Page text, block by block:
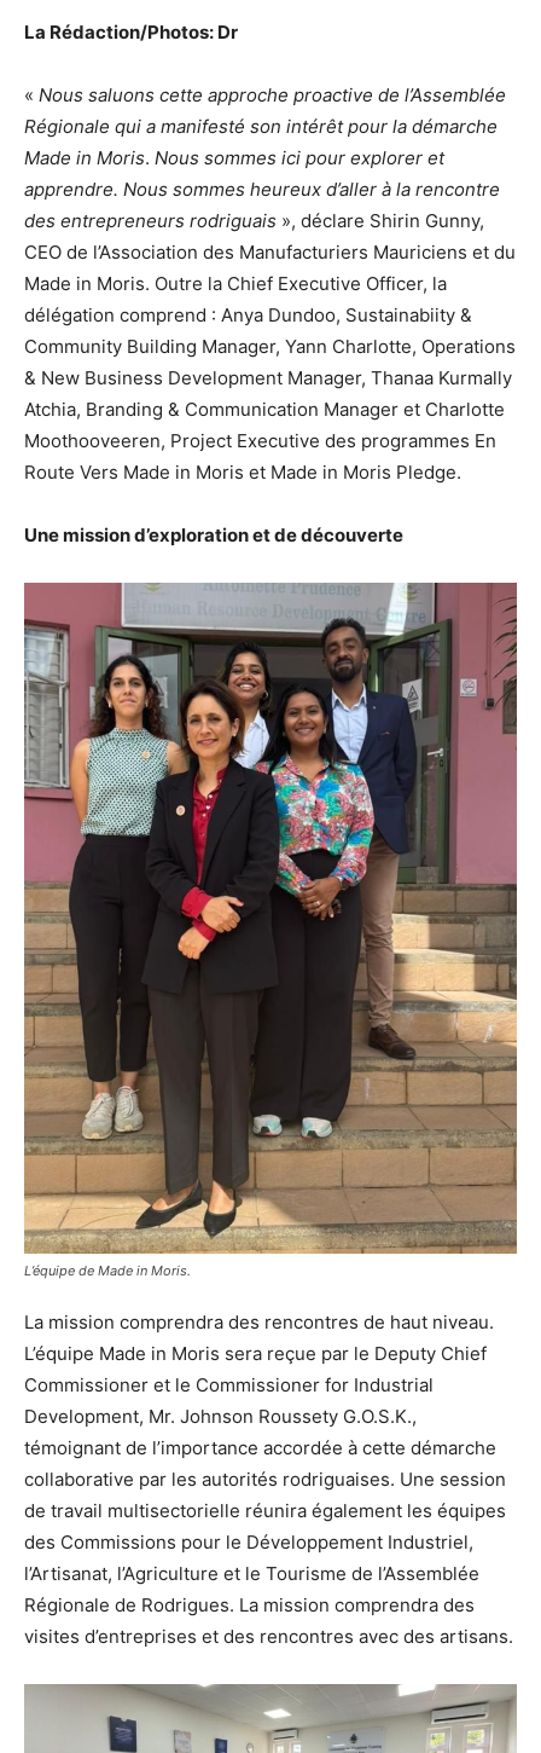
La Rédaction/Photos: Dr
« Nous saluons cette approche proactive de l’Assemblée
Régionale qui a manifesté son intérêt pour la démarche
Made in Moris. Nous sommes ici pour explorer et
apprendre. Nous sommes heureux d’aller à la rencontre
des entrepreneurs rodriguais », déclare Shirin Gunny,
CEO de l’Association des Manufacturiers Mauriciens et du
Made in Moris. Outre la Chief Executive Officer, la
délégation comprend : Anya Dundoo, Sustainabiity &
Community Building Manager, Yann Charlotte, Operations
& New Business Development Manager, Thanaa Kurmally
Atchia, Branding & Communication Manager et Charlotte
Moothooveeren, Project Executive des programmes En
Route Vers Made in Moris et Made in Moris Pledge.
Une mission d’exploration et de découverte
L’équipe de Made in Moris.
La mission comprendra des rencontres de haut niveau.
L’équipe Made in Moris sera reçue par le Deputy Chief
Commissioner et le Commissioner for Industrial
Development, Mr. Johnson Roussety G.O.S.K.,
témoignant de l’importance accordée à cette démarche
collaborative par les autorités rodriguaises. Une session
de travail multisectorielle réunira également les équipes
des Commissions pour le Développement Industriel,
l’Artisanat, l’Agriculture et le Tourisme de l’Assemblée
Régionale de Rodrigues. La mission comprendra des
visites d’entreprises et des rencontres avec des artisans.